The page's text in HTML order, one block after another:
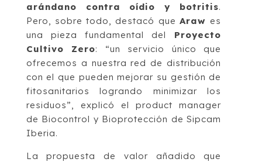
arándano contra oídio y botritis.
Pero, sobre todo, destacó que Arawes
una pieza fundamental del
Proyecto
Cultivo Zero: “un servicio único que
ofrecemos a nuestra red de distribución
con el que pueden mejorar su gestión de
fitosanitarios logrando minimizar los
residuos”, explicó el product manager
de Biocontrol y Bioprotección de Sipcam
Iberia.
La propuesta de valor añadido que